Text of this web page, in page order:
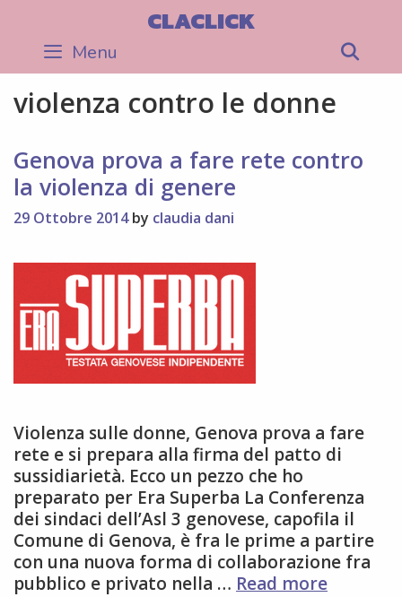
content
CLACLICK
Menu
violenza contro le donne
Genova prova a fare rete contro
la violenza di genere
29 Ottobre 2014 by claudia dani
Violenza sulle donne, Genova prova a fare
rete e si prepara alla firma del patto di
sussidiarietà. Ecco un pezzo che ho
preparato per Era Superba La Conferenza
dei sindaci dell’Asl 3 genovese, capofila il
Comune di Genova, è fra le prime a partire
con una nuova forma di collaborazione fra
pubblico e privato nella … Read moreGenova